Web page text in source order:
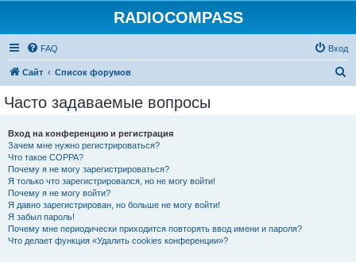
RADIOCOMPASS
FAQ Вход
Сайт Список форумов
Часто задаваемые вопросы
Вход на конференцию и регистрация
Зачем мне нужно регистрироваться?
Что такое COPPA?
Почему я не могу зарегистрироваться?
Я только что зарегистрировался, но не могу войти!
Почему я не могу войти?
Я давно зарегистрирован, но больше не могу войти!
Я забыл пароль!
Почему мне периодически приходится повторять ввод имени и пароля?
Что делает функция «Удалить cookies конференции»?